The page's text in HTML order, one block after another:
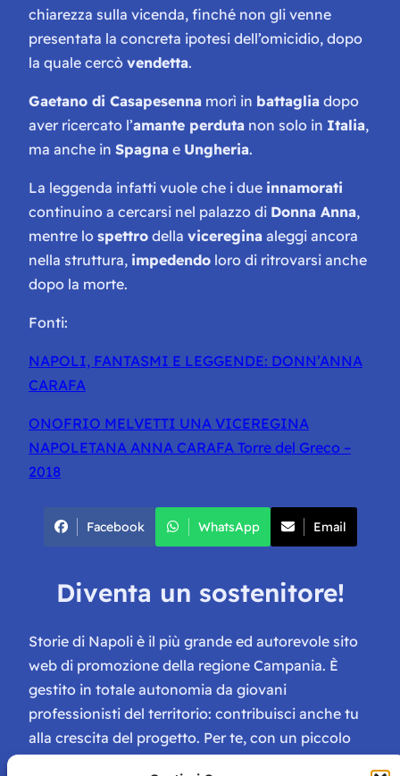
chiarezza sulla vicenda, finché non gli venne
presentata la concreta ipotesi dell’omicidio, dopo
la quale cercò vendetta.
Gaetano di Casapesenna morì in battaglia dopo
aver ricercato l’amante perduta non solo in Italia,
ma anche in Spagna e Ungheria.
La leggenda infatti vuole che i due innamorati
continuino a cercarsi nel palazzo di Donna Anna,
mentre lo spettro della viceregina aleggi ancora
nella struttura, impedendo loro di ritrovarsi anche
dopo la morte.
Fonti:
NAPOLI, FANTASMI E LEGGENDE: DONN’ANNA
CARAFA
ONOFRIO MELVETTI UNA VICEREGINA
NAPOLETANA ANNA CARAFA Torre del Greco –
2018
Facebook WhatsApp Email
Diventa un sostenitore!
Storie di Napoli è il più grande ed autorevole sito
web di promozione della regione Campania. È
gestito in totale autonomia da giovani
professionisti del territorio: contribuisci anche tu
alla crescita del progetto. Per te, con un piccolo